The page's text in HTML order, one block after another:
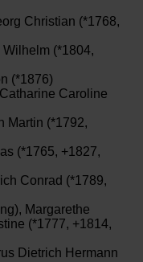
Christian (*1768,
(*1804,
(*1876)
Caroline
Martin (*1792,
(*1765, +1827,
Conrad (*1789,
Margarethe
(*1777, +1814,
Dietrich Hermann